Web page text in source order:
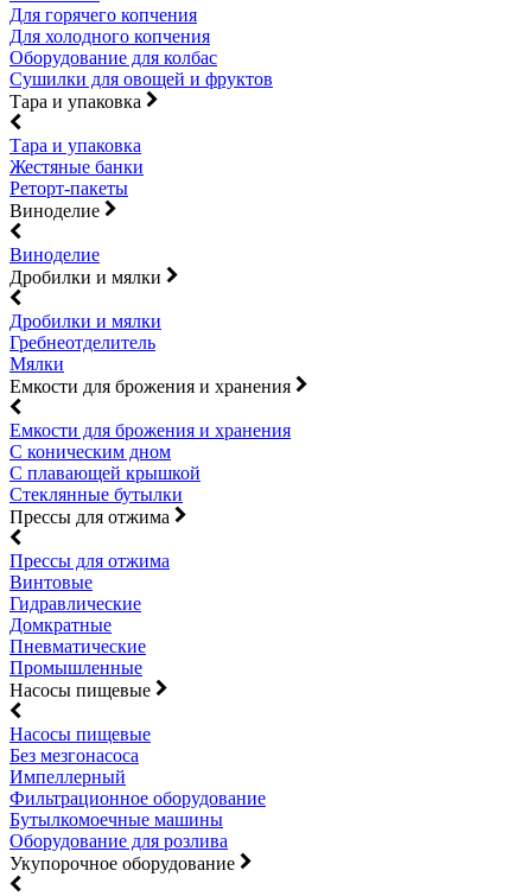
Для горячего копчения
Для холодного копчения
Оборудование для колбас
Сушилки для овощей и фруктов
Тара и упаковка
Тара и упаковка
Жестяные банки
Реторт-пакеты
Виноделие
Виноделие
Дробилки и мялки
Дробилки и мялки
Гребнеотделитель
Мялки
Емкости для брожения и хранения
Емкости для брожения и хранения
С коническим дном
С плавающей крышкой
Стеклянные бутылки
Прессы для отжима
Прессы для отжима
Винтовые
Гидравлические
Домкратные
Пневматические
Промышленные
Насосы пищевые
Насосы пищевые
Без мезгонасоса
Импеллерный
Фильтрационное оборудование
Бутылкомоечные машины
Оборудование для розлива
Укупорочное оборудование